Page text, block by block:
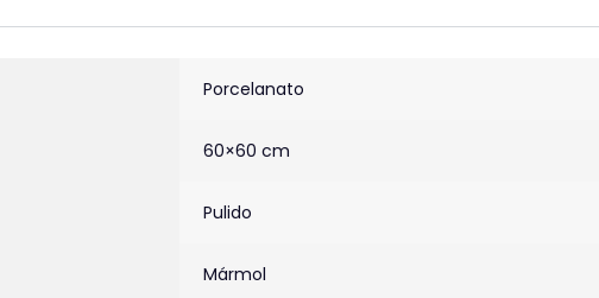
Porcelanato
60×60 cm
Pulido
Mármol